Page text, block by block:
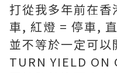
打從我多年前在
車, 紅燈 = 停車,
並不等於一定可
TURN YIELD ON